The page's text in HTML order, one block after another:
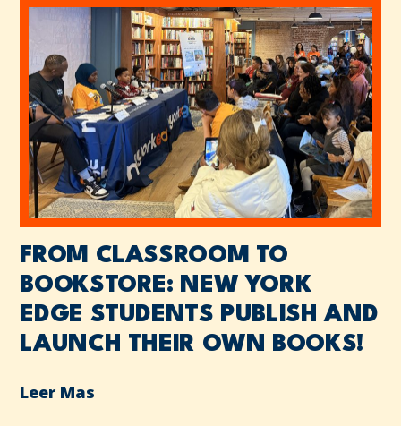
FROM CLASSROOM TO
BOOKSTORE: NEW YORK
EDGE STUDENTS PUBLISH AND
LAUNCH THEIR OWN BOOKS!
Leer Mas